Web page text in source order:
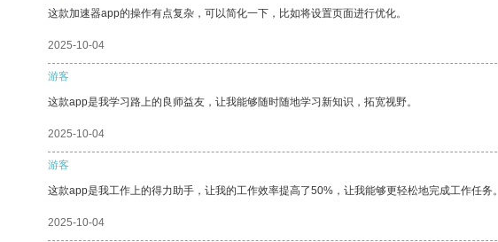
这款加速器app的操作有点复杂，可以简化一下，比如将设置页面进行优化。
2025-10-04
游客
这款app是我学习路上的良师益友，让我能够随时随地学习新知识，拓宽视野。
2025-10-04
游客
这款app是我工作上的得力助手，让我的工作效率提高了50%，让我能够更轻松地完成工作任务。
2025-10-04